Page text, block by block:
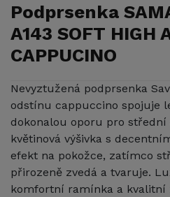
Podprsenka
A143 SOFT HIGH
CAPPUCINO
Nevyztužená podprsenka
odstínu cappuccino spojuje
dokonalou oporu pro
květinová výšivka s
efekt na pokožce, zatímco
přirozeně zvedá a tvaruje.
komfortní ramínka a kvalitní